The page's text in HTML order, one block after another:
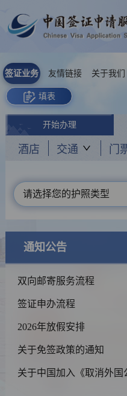
签证业务 友情链接 关于我们
填表
开始办理
酒店 交通 门
请选择您的护照类型
通知公告
双向邮寄服务流程
签证申办流程
2026年放假安排
关于免签政策的通知
关于中国加入《取消外国